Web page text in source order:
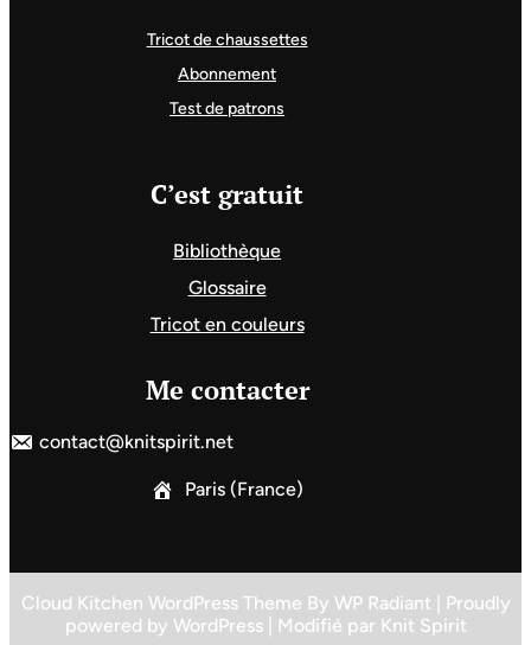
Tricot de chaussettes
Abonnement
Test de patrons
C’est gratuit
Bibliothèque
Glossaire
Tricot en couleurs
Me contacter
contact@knitspirit.net
Paris (France)
Cloud Kitchen WordPress Theme By WP Radiant | Proudly
powered by WordPress| Modifié par Knit Spirit